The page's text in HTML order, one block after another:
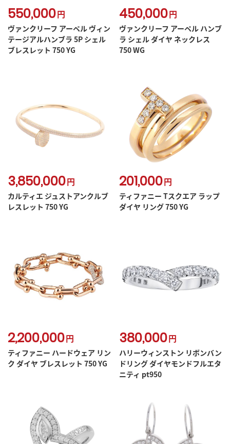
550,000円
ヴァンクリーフ アーペル ヴィン
テージアルハンブラ 5P シェル
ブレスレット 750 YG
450,000円
ヴァンクリーフ アーペル ハンブ
ラ シェル ダイヤ ネックレス
750 WG
3,850,000円
カルティエ ジュストアンクルブ
レスレット 750 YG
201,000円
ティファニー Tスクエア ラップ
ダイヤ リング 750 YG
2,200,000円
ティファニー ハードウェア リン
ク ダイヤ ブレスレット 750 YG
380,000円
ハリーウィンストン リボンバン
ドリング ダイヤモンドフルエタ
ニティ pt950